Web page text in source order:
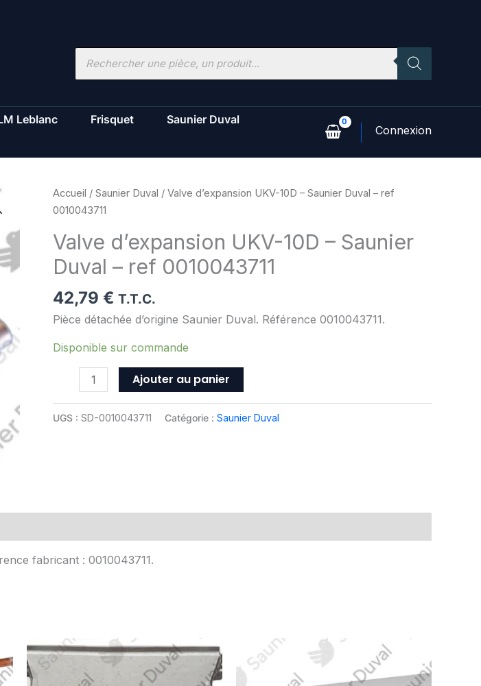
Recherche
Leblanc Frisquet
Saunier Duval
Accueil / Saunier Duval / Valve d’expansion UKV-10D – Saunier Duval – ref
0010043711
Valve d’expansion UKV-10D – Saunier
Duval – ref 0010043711
42,79 € T.T.C.
Pièce détachée d’origine Saunier Duval. Référence 0010043711.
Disponible sur commande
quantité
de
d'expansion
UKV-
10D
-
Saunier
-
0010043711
Ajouter au panier
UGS : SD-0010043711 Catégorie : Saunier Duval
fabricant : 0010043711.